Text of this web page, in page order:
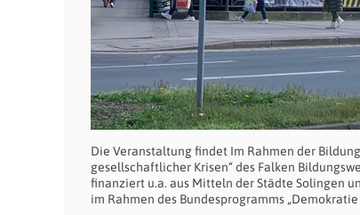
Die Veranstaltung findet Im Rahmen der
gesellschaftlicher Krisen“ des Falken
finanziert u.a. aus Mitteln der Städte Solingen
im Rahmen des Bundesprogramms „Demokratie